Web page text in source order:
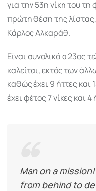
για την 53η νίκη του τη
πρώτη θέση της
Κάρλος Αλκαράθ.
Είναι συνολικά ο 23ος
καλείται, εκτός των
καθώς έχει 9 ήττες και
έχει φέτος 7 νίκες και 4
Man on a mission!
from behind to